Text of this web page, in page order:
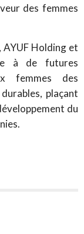
des femmes
Holding et
à de futures
femmes des
plaçant
du